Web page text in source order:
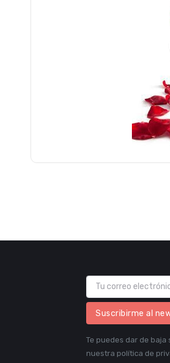
Suscribirme al
Te puedes dar de
nuestra política de